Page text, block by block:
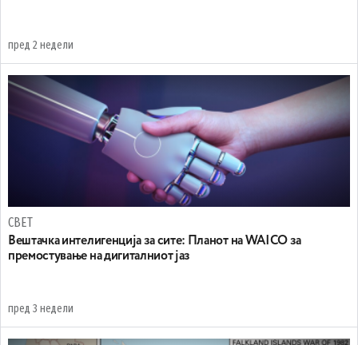
пред 2 недели
СВЕТ
Вештачка интелигенција за сите: Планот на WAICO за
премостување на дигиталниот јаз
пред 3 недели